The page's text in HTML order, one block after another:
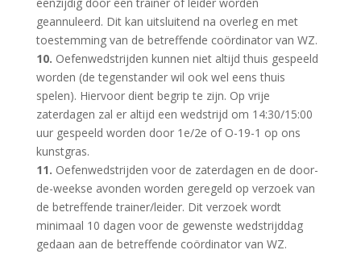
geannuleerd. Dit kan uitsluitend na overleg en met
toestemming van de betreffende coördinator van WZ.
10. Oefenwedstrijden kunnen niet altijd thuis gespeeld
worden (de tegenstander wil ook wel eens thuis
spelen). Hiervoor dient begrip te zijn. Op vrije
zaterdagen zal er altijd een wedstrijd om 14:30/15:00
uur gespeeld worden door 1e/2e of O-19-1 op ons
kunstgras.
11. Oefenwedstrijden voor de zaterdagen en de door-
de-weekse avonden worden geregeld op verzoek van
de betreffende trainer/leider. Dit verzoek wordt
minimaal 10 dagen voor de gewenste wedstrijddag
gedaan aan de betreffende coördinator van WZ.